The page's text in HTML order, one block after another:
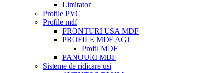
Limitator
Profile PVC
Profile mdf
FRONTURI USA MDF
PROFILE MDF AGT
Profil MDF
PANOURI MDF
Sisteme de ridicare usi